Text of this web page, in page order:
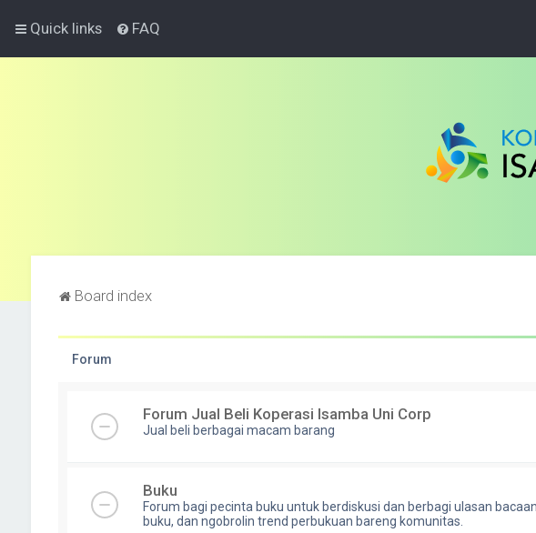
Quick links FAQ
Board index
Forum
Forum Jual Beli Koperasi Isamba Uni Corp
Jual beli berbagai macam barang
Buku
Forum bagi pecinta buku untuk berdiskusi dan berbagi ulasan
buku, dan ngobrolin trend perbukuan bareng komunitas.